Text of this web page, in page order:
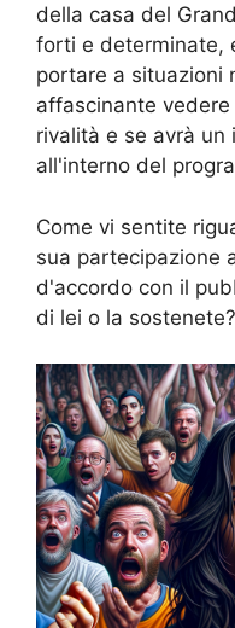
della casa del
forti e determinate,
portare a situazioni
affascinante
rivalità e se avrà un
all'interno del
Come vi sentite
sua partecipazione
d'accordo con il
di lei o la sostenete?